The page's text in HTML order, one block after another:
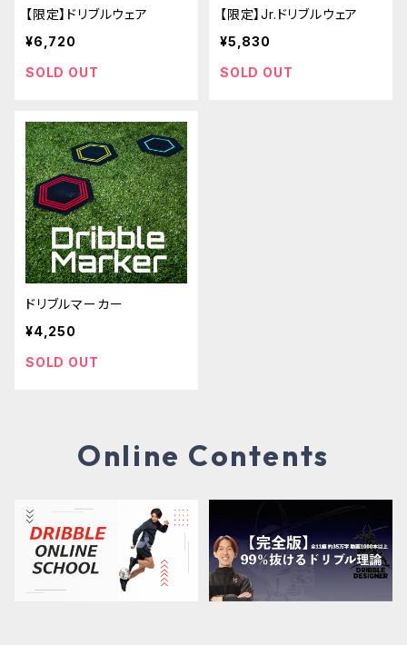
【限定】ドリブルウェア
¥6,720
SOLD OUT
【限定】Jr.ドリブルウェア
¥5,830
SOLD OUT
ドリブルマーカー
¥4,250
SOLD OUT
Online Contents